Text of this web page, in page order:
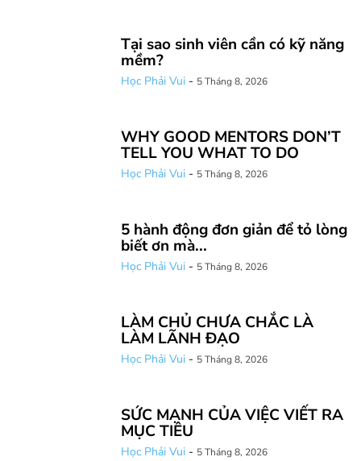
Tại sao sinh viên cần có kỹ năng
mềm?
Học Phải Vui - 5 Tháng 8, 2026
WHY GOOD MENTORS DON’T
TELL YOU WHAT TO DO
Học Phải Vui - 5 Tháng 8, 2026
5 hành động đơn giản để tỏ lòng
biết ơn mà...
Học Phải Vui - 5 Tháng 8, 2026
LÀM CHỦ CHƯA CHẮC LÀ
LÀM LÃNH ĐẠO
Học Phải Vui - 5 Tháng 8, 2026
SỨC MẠNH CỦA VIỆC VIẾT RA
MỤC TIÊU
Học Phải Vui - 5 Tháng 8, 2026